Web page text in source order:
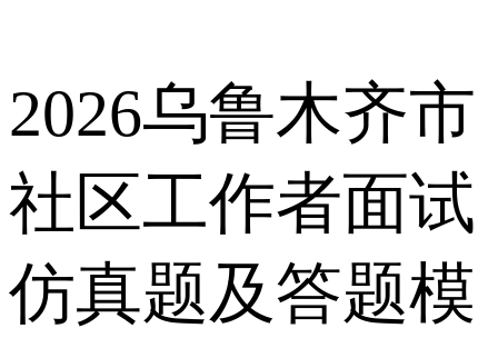
2026乌鲁木齐市
社区工作者面试
仿真题及答题模